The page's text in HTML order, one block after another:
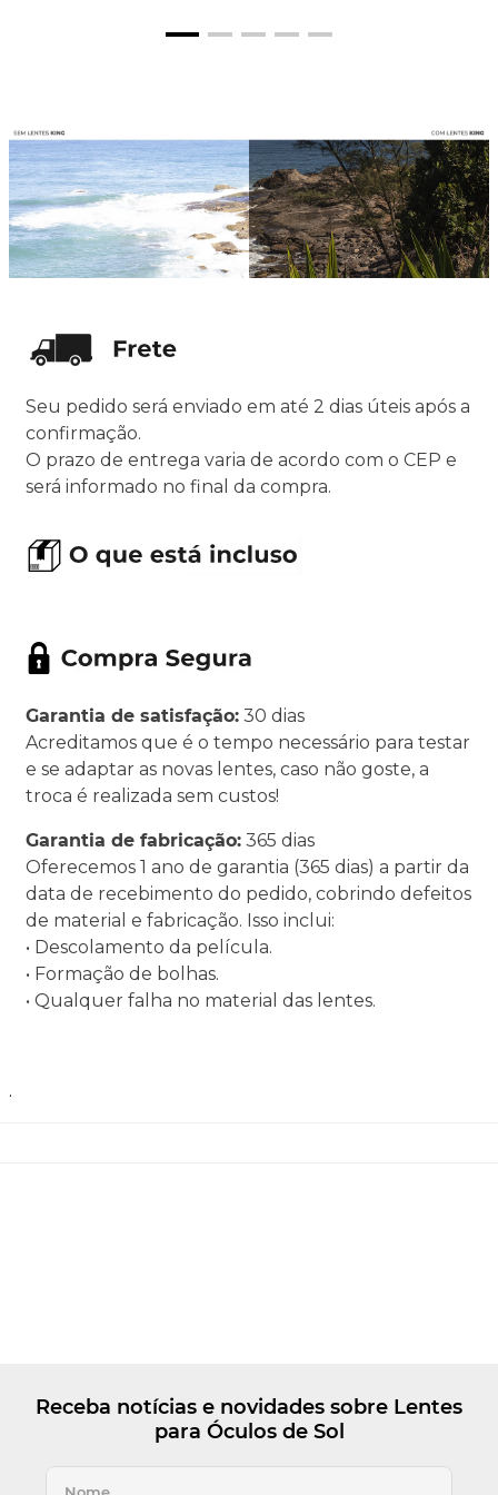
Seu pedido será enviado em até 2 dias úteis após a
confirmação.
O prazo de entrega varia de acordo com o CEP e
será informado no final da compra.
Garantia de satisfação: 30 dias
Acreditamos que é o tempo necessário para testar
e se adaptar as novas lentes, caso não goste, a
troca é realizada sem custos!
Garantia de fabricação: 365 dias
Oferecemos 1 ano de garantia (365 dias) a partir da
data de recebimento do pedido, cobrindo defeitos
de material e fabricação. Isso inclui:
• Descolamento da película.
• Formação de bolhas.
• Qualquer falha no material das lentes.
.
Receba notícias e novidades sobre Lentes
para Óculos de Sol